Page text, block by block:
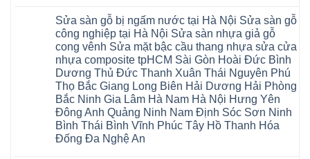
Nội
báo
Dịch
vụ
sửa
chữa
Sửa
sàn
nhựa
giả
gỗ
hèm
khóa
bình
luận
ở
Sửa
chữa
sàn
nhựa
giả
gỗ
tại
Hà
Nội
báo
giá
Sửa sàn gỗ bị ngấm nước tại Hà Nội Sửa sàn gỗ
công nghiệp tại Hà Nội Sửa sàn nhựa giả gỗ
cong vênh Sửa mặt bậc cầu thang nhựa sửa cửa
nhựa composite tpHCM Sài Gòn Hoài Đức Bình
Dương Thủ Đức Thanh Xuân Thái Nguyên Phú
Thọ Bắc Giang Long Biên Hải Dương Hải Phòng
Bắc Ninh Gia Lâm Hà Nam Hà Nội Hưng Yên
Đông Anh Quảng Ninh Nam Định Sóc Sơn Ninh
Bình Thái Bình Vĩnh Phúc Tây Hồ Thanh Hóa
Đống Đa Nghệ An